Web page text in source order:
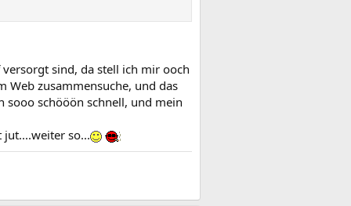
sind, da stell ich mir ooch
Web zusammensuche, und das
schööön schnell, und mein
jut....weiter so...